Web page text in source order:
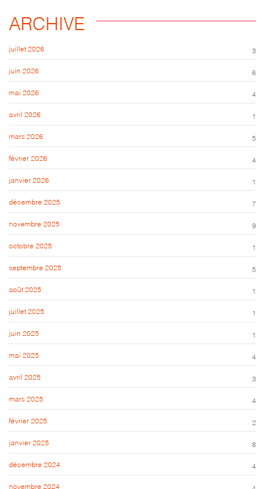
ARCHIVE
juillet 2026 3
juin 2026 6
mai 2026 4
avril 2026 1
mars 2026 5
février 2026 4
janvier 2026 1
décembre 2025 7
novembre 2025 9
octobre 2025 1
septembre 2025 5
août 2025 1
juillet 2025 1
juin 2025 1
mai 2025 4
avril 2025 3
mars 2025 4
février 2025 2
janvier 2025 8
décembre 2024 4
novembre 2024 4